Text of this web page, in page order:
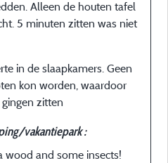
Alleen de houten tafel
5 minuten zitten was niet
in de slaapkamers. Geen
kon worden, waardoor
zitten
vakantiepark :
wood and some insects!